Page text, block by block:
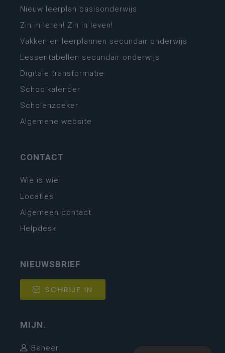
Nieuw leerplan basisonderwijs
Zin in leren! Zin in leven!
Vakken en leerplannen secundair onderwijs
Lessentabellen secundair onderwijs
Digitale transformatie
Schoolkalender
Scholenzoeker
Algemene website
CONTACT
Wie is wie
Locaties
Algemeen contact
Helpdesk
NIEUWSBRIEF
SCHRIJF IN
MIJN.
Beheer